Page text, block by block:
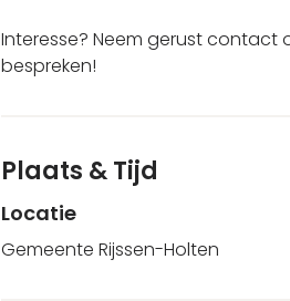
Interesse? Neem gerust
bespreken!
Plaats & Tijd
Locatie
Gemeente Rijssen-Holten